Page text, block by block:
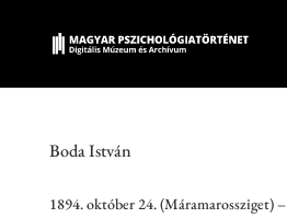
Boda István
1894. október 24. (Máramarossziget) –